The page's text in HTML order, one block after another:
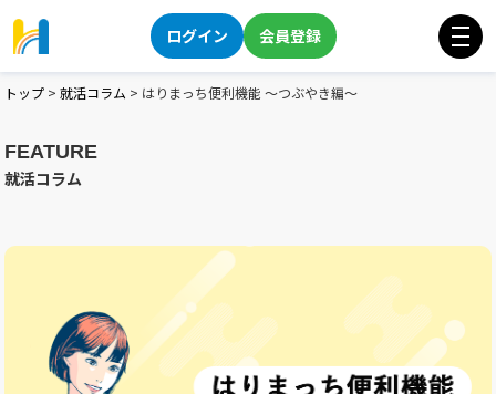
ログイン 会員登録
トップ > 就活コラム > はりまっち便利機能 ～つぶやき編～
FEATURE
就活コラム